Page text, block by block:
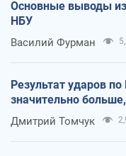
Основные выводы
НБУ
Василий Фурман
Результат ударов
значительно
Дмитрий Томчук